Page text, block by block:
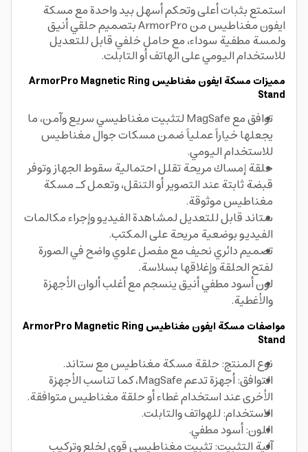
استمتع بثبات أعلى وتحكم أسهل بيد واحدة مع مسكة
ايفون مغناطيس من ArmorPro بتصميم حلقي أنيق
ولمسة مطفية سوداء، مع حامل خلفي قابل للتعديل
للاستخدام اليومي على الهاتف أو التابلت.
مميزات مسكة ايفون مغناطيس ArmorPro Magnetic Ring
Stand
توافق مع MagSafe لتثبيت مغناطيسي سريع وآمن، ما
يجعلها خياراً عملياً ضمن مسكات جوال مغناطيس
للاستخدام اليومي.
حلقة إمساك مريحة تقلل احتمالية سقوط الجهاز وتوفر
قبضة ثابتة عند التصوير أو التنقل، وتعمل كـ مسكة
مغناطيس موثوقة.
ستاند قابل للتعديل لمشاهدة الفيديو وإجراء مكالمات
الفيديو بوضعية مريحة على المكتب.
تصميم دائري نحيف مع مفصل علوي واضح في الصورة
لفتح الحلقة وإغلاقها بسلاسة.
لون أسود مطفي أنيق ينسجم مع أغلب ألوان الأجهزة
والأغطية.
مواصفات مسكة ايفون مغناطيس ArmorPro Magnetic Ring
Stand
نوع المنتج: حلقة مسكة مغناطيس مع ستاند.
التوافق: أجهزة تدعم MagSafe، كما تناسب الأجهزة
الأخرى عند استخدام غطاء أو حلقة مغناطيس متوافقة.
الاستخدام: للهواتف والتابلت.
اللون: أسود مطفي.
آلية التثبيت: تثبيت مغناطيسي قوي لخلع وتركيب